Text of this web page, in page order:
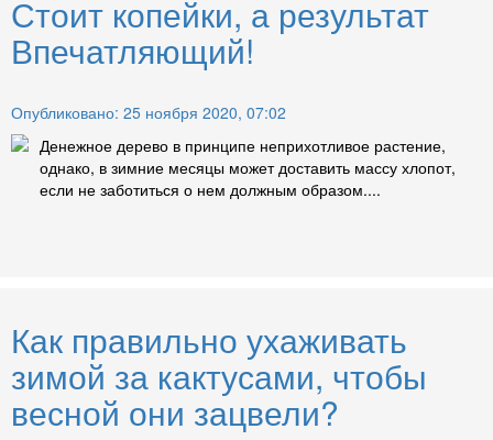
Стоит копейки, а результат
Впечатляющий!
Опубликовано: 25 ноября 2020, 07:02
Денежное дерево в принципе неприхотливое растение,
однако, в зимние месяцы может доставить массу хлопот,
если не заботиться о нем должным образом....
Как правильно ухаживать
зимой за кактусами, чтобы
весной они зацвели?